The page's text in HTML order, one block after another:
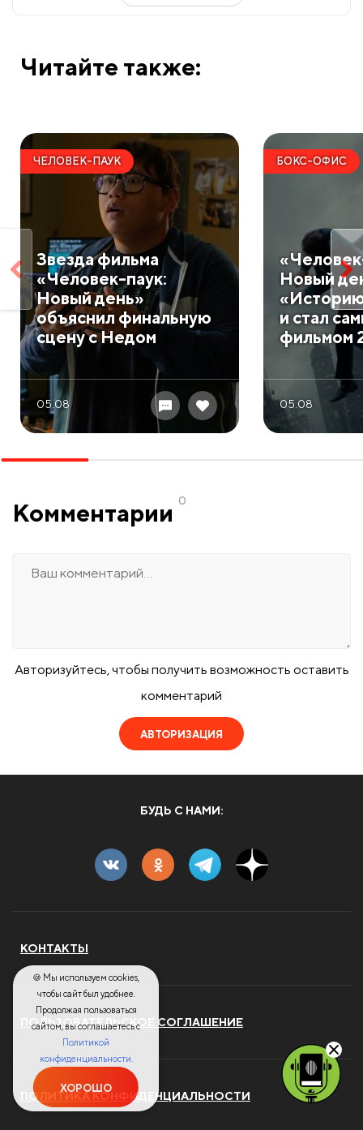
Читайте также:
ЧЕЛОВЕК-ПАУК
Звезда фильма
«Человек-паук:
Новый день»
объяснил финальную
сцену с Недом
05.08
БОКС-ОФИС
Новый
и стал
фильмом
05.08
Комментарии 0
Авторизуйтесь, чтобы получить возможность оставить
комментарий
АВТОРИЗАЦИЯ
БУДЬ С НАМИ:
КОНТАКТЫ
ПОЛЬЗОВАТЕЛЬСКОЕ СОГЛАШЕНИЕ
ПОЛИТИКА КОНФИДЕНЦИАЛЬНОСТИ
🍪 Мы используем cookies,
чтобы сайт был удобнее.
Продолжая пользоваться
сайтом, вы соглашаетесь с
Политикой
конфиденциальности.
ХОРОШО